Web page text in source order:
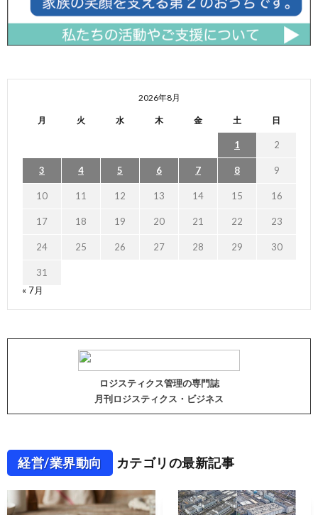
2026年8月
月 火 水 木 金 土 日
1 2
3 4 5 6 7 8 9
10 11 12 13 14 15 16
17 18 19 20 21 22 23
24 25 26 27 28 29 30
31
« 7月
ロジスティクス管理の専門誌
月刊ロジスティクス・ビジネス
経営/業界動向 カテゴリの最新記事